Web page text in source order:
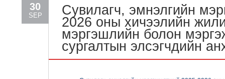
30
SEP
Сувилагч, эмнэлгийн
2026 оны хичээлийн
мэргэшлийн болон
сургалтын элсэгчдийн